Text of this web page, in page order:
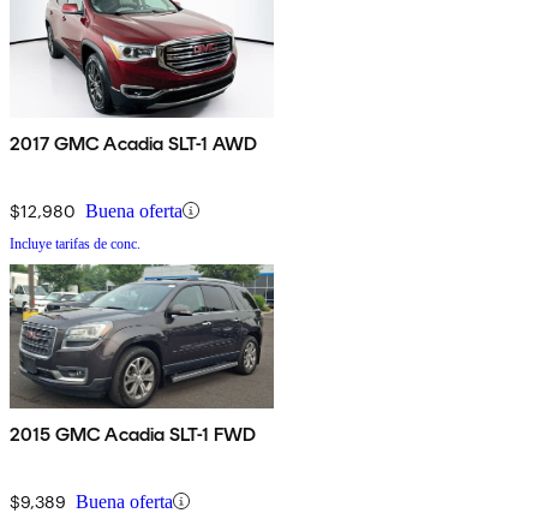
2017 GMC Acadia SLT-1 AWD
$12,980 Buena oferta
Incluye tarifas de conc.
2015 GMC Acadia SLT-1 FWD
$9,389 Buena oferta